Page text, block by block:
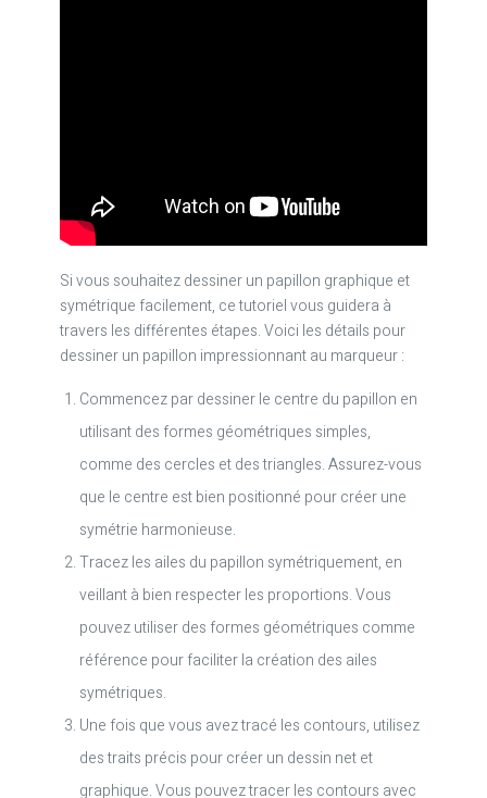
Si vous souhaitez dessiner un papillon graphique et
symétrique facilement, ce tutoriel vous guidera à
travers les différentes étapes. Voici les détails pour
dessiner un papillon impressionnant au marqueur :
Commencez par dessiner le centre du papillon en
utilisant des formes géométriques simples,
comme des cercles et des triangles. Assurez-vous
que le centre est bien positionné pour créer une
symétrie harmonieuse.
Tracez les ailes du papillon symétriquement, en
veillant à bien respecter les proportions. Vous
pouvez utiliser des formes géométriques comme
référence pour faciliter la création des ailes
symétriques.
Une fois que vous avez tracé les contours, utilisez
des traits précis pour créer un dessin net et
graphique. Vous pouvez tracer les contours avec